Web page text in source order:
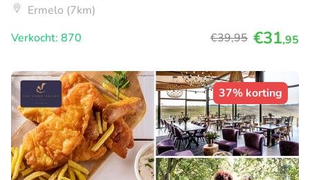
Ermelo (7km)
Verkocht: 870
€39,95 €31,95
37% korting